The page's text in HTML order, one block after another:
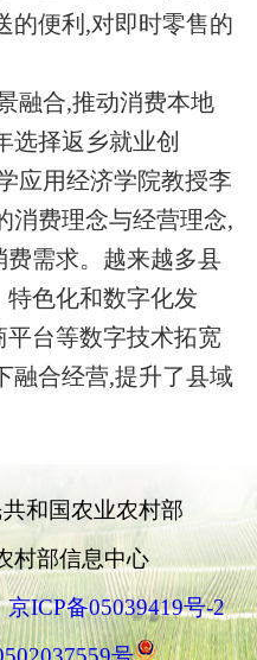
的便利,对即时零售的
合,推动消费本地
选择返乡就业创
应用经济学院教授李
消费理念与经营理念,
需求。越来越多县
色化和数字化发
台等数字技术拓宽
融合经营,提升了县域
和国农业农村部
村部信息中心
京ICP备05039419号-2